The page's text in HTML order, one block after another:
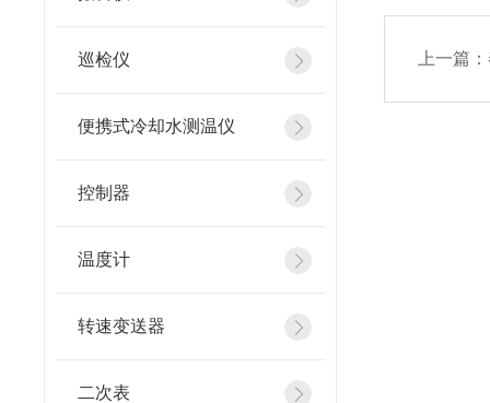
巡检仪
便携式冷却水测温仪
控制器
温度计
转速变送器
二次表
上一篇：